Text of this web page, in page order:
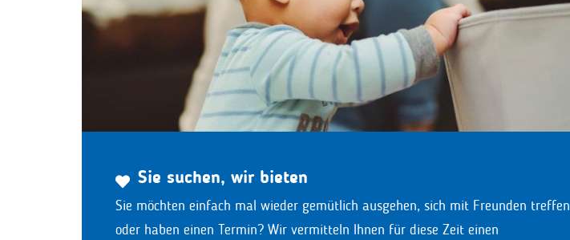
Sie suchen, wir bieten
Sie möchten einfach mal wieder gemütlich ausgehen, sich mit Freunden treffen
oder haben einen Termin? Wir vermitteln Ihnen für diese Zeit einen